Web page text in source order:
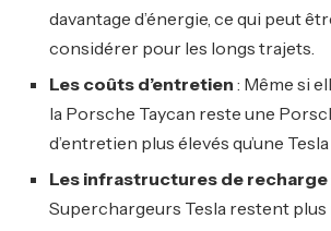
davantage d’énergie, ce qui peut
considérer pour les longs trajets.
Les coûts d’entretien : Même si
la Porsche Taycan reste une
d’entretien plus élevés qu’une
Les infrastructures de recharge
Superchargeurs Tesla restent